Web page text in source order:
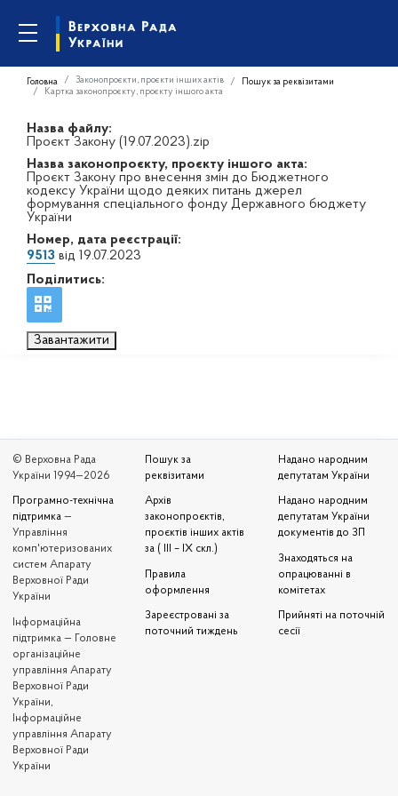
Головна Законопроєкти, проєкти інших актів
Пошук за реквізитами
Картка законопроєкту, проєкту іншого акта
Назва файлу:
Проєкт Закону (19.07.2023).zip
Назва законопроєкту, проєкту іншого акта:
Проєкт Закону про внесення змін до Бюджетного
кодексу України щодо деяких питань джерел
формування спеціального фонду Державного бюджету
України
Номер, дата реєстрації:
9513 від 19.07.2023
Поділитись:
Завантажити
© Верховна Рада
України 1994—2026
Програмно-технічна
підтримка —
Управління
комп'ютеризованих
систем Апарату
Верховної Ради
України
Iнформаційна
підтримка — Головне
організаційне
управління Апарату
Верховної Ради
України,
Інформаційне
управління Апарату
Верховної Ради
України
Пошук за
реквізитами
Архів
законопроєктів,
проєктів інших актів
за ( III – IX скл.)
Правила
оформлення
Зареєстровані за
поточний тиждень
Надано народним
депутатам України
Надано народним
депутатам України
документів до ЗП
Знаходяться на
опрацюванні в
комітетах
Прийняті на поточній
сесії